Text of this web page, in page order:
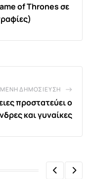
of Thrones σε
ΔΗΜΟΣΊΕΥΣΗ
προστατεύει ο
και γυναίκες